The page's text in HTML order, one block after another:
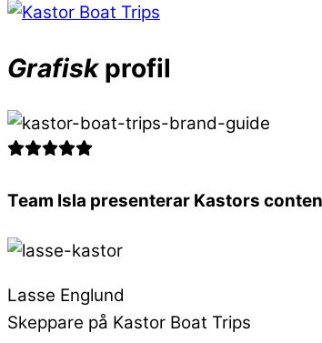
Grafiskprofil
Team Isla presenterar Kastors
Lasse Englund
Skeppare på Kastor Boat Trips